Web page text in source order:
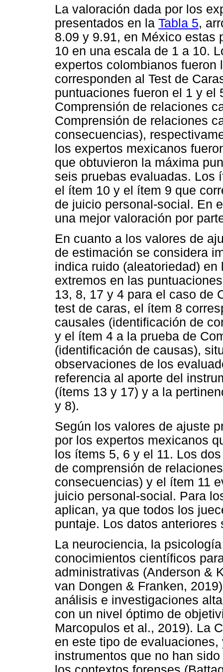
La valoración dada por los
presentados en la Tabla 5,
8.09 y 9.91, en México estas
10 en una escala de 1 a 10.
expertos colombianos fueron
corresponden al Test de
puntuaciones fueron el 1 y el
Comprensión de relaciones
Comprensión de relaciones
consecuencias),
los expertos mexicanos
que obtuvieron la máxima
seis pruebas evaluadas. Los
el ítem 10 y el ítem 9 que
de juicio personal-social. En
una mejor valoración por
En cuanto a los valores de
de estimación se considera
indica ruido (aleatoriedad)
extremos en las
13, 8, 17 y 4 para el caso de
test de caras, el ítem 8
causales (identificación de
y el ítem 4 a la prueba de
(identificación de causas),
observaciones de los
referencia al aporte del
(ítems 13 y 17) y a la
y 8).
Según los valores de ajuste
por los expertos mexicanos
los ítems 5, 6 y el 11. Los
de comprensión de
consecuencias) y el ítem 11
juicio personal-social. Para
aplican, ya que todos los
puntaje. Los datos
La neurociencia, la
conocimientos científicos
administrativas (Anderson &
van Dongen & Franken,
análisis e investigaciones
con un nivel óptimo de
Marcopulos et al., 2019). La
en este tipo de
instrumentos que no han